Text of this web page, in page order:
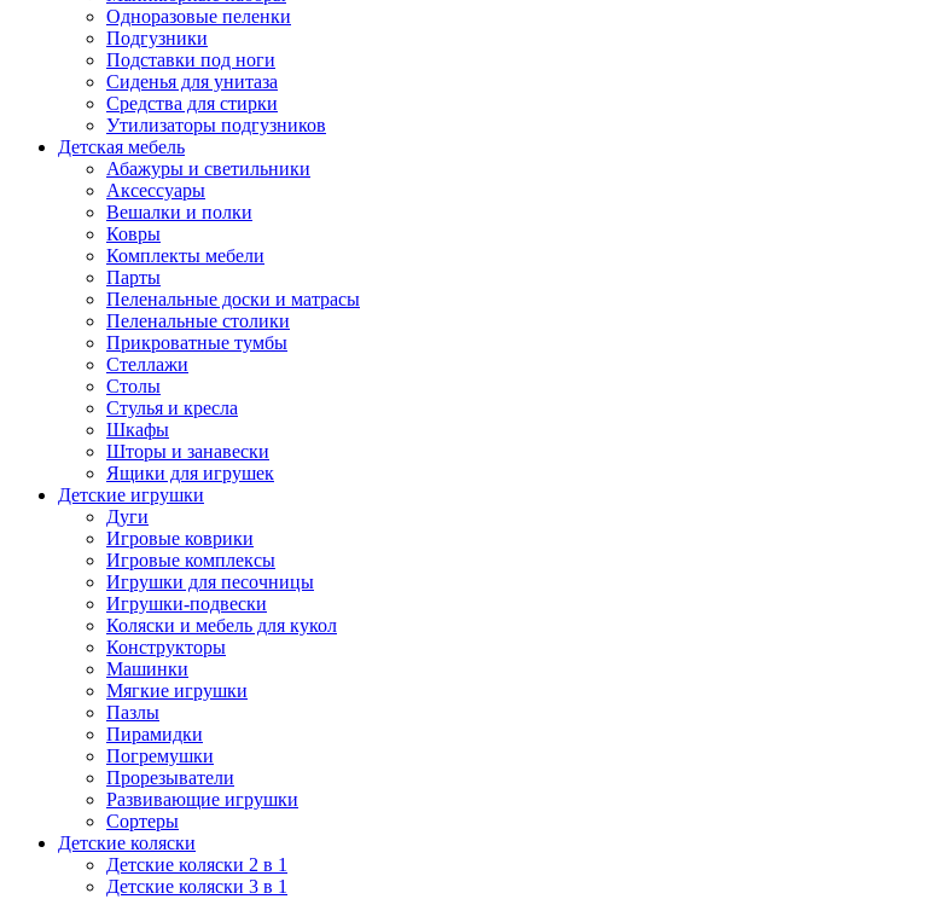
Одноразовые пеленки
Подгузники
Подставки под ноги
Сиденья для унитаза
Средства для стирки
Утилизаторы подгузников
Детская мебель
Абажуры и светильники
Аксессуары
Вешалки и полки
Ковры
Комплекты мебели
Парты
Пеленальные доски и матрасы
Пеленальные столики
Прикроватные тумбы
Стеллажи
Столы
Стулья и кресла
Шкафы
Шторы и занавески
Ящики для игрушек
Детские игрушки
Дуги
Игровые коврики
Игровые комплексы
Игрушки для песочницы
Игрушки-подвески
Коляски и мебель для кукол
Конструкторы
Машинки
Мягкие игрушки
Пазлы
Пирамидки
Погремушки
Прорезыватели
Развивающие игрушки
Сортеры
Детские коляски
Детские коляски 2 в 1
Детские коляски 3 в 1